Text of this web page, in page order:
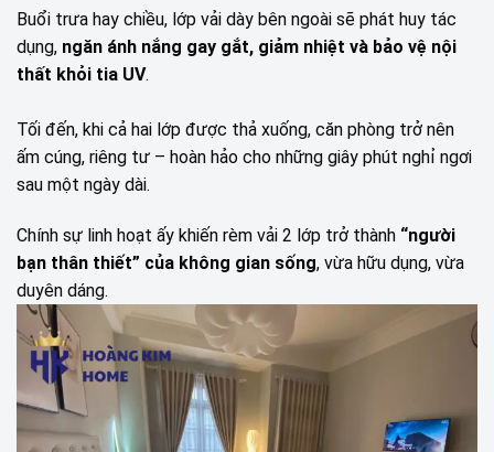
Buổi trưa hay chiều, lớp vải dày bên ngoài sẽ phát huy tác
dụng, ngăn ánh nắng gay gắt, giảm nhiệt và bảo vệ nội
thất khỏi tia UV.
Tối đến, khi cả hai lớp được thả xuống, căn phòng trở nên
ấm cúng, riêng tư – hoàn hảo cho những giây phút nghỉ ngơi
sau một ngày dài.
Chính sự linh hoạt ấy khiến rèm vải 2 lớp trở thành “người
bạn thân thiết” của không gian sống, vừa hữu dụng, vừa
duyên dáng.